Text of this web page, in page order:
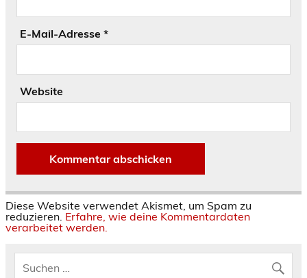
E-Mail-Adresse *
Website
Diese Website verwendet Akismet, um Spam zu
reduzieren. Erfahre, wie deine Kommentardaten
verarbeitet werden.